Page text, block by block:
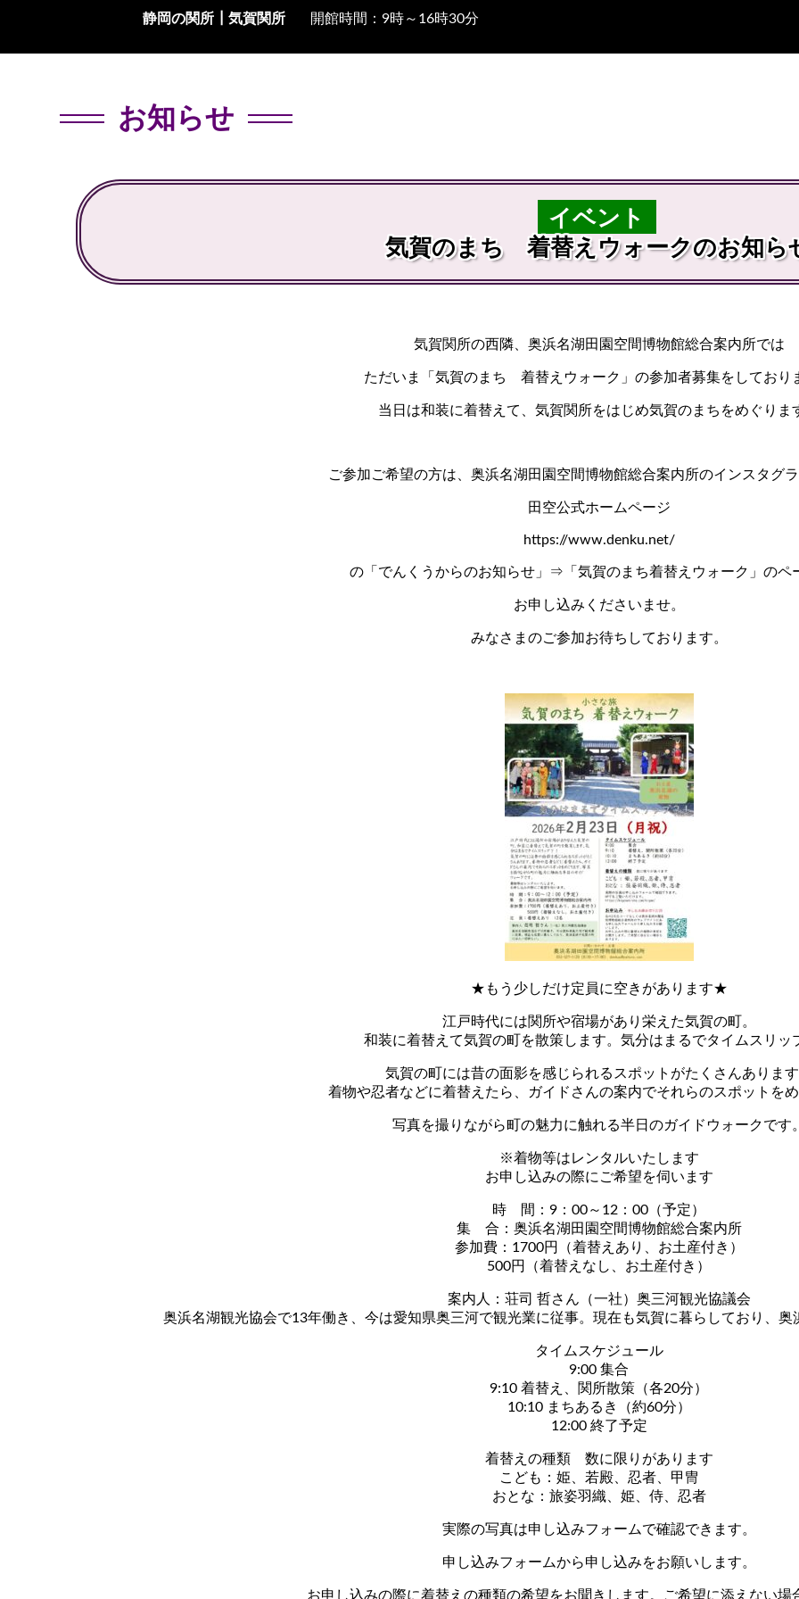
静岡の関所┃ 気賀関所 開館時間：9時～16時30分
お知らせ
イベント
気賀のまち 着替えウォークのお知ら
気賀関所の西隣、奥浜名湖田園空間博物館総合案内所では
ただいま「気賀のまち 着替えウォーク」の参加者募集をしており
当日は和装に着替えて、気賀関所をはじめ気賀のまちをめぐりま
ご参加ご希望の方は、奥浜名湖田園空間博物館総合案内所のインスタグ
田空公式ホームページ
https://www.denku.net/
の「でんくうからのお知らせ」⇒「気賀のまち着替えウォーク」のペ
お申し込みくださいませ。
みなさまのご参加お待ちしております。
★もう少しだけ定員に空きがあります★
江戸時代には関所や宿場があり栄えた気賀の町。
和装に着替えて気賀の町を散策します。気分はまるでタイムスリッ
気賀の町には昔の面影を感じられるスポットがたくさんあります
着物や忍者などに着替えたら、ガイドさんの案内でそれらのスポットをめ
写真を撮りながら町の魅力に触れる半日のガイドウォークです。
※着物等はレンタルいたします
お申し込みの際にご希望を伺います
時 間：9：00～12：00（予定）
集 合：奥浜名湖田園空間博物館総合案内所
参加費：1700円（着替えあり、お土産付き）
500円（着替えなし、お土産付き）
案内人：荘司 哲さん（一社）奥三河観光協議会
奥浜名湖観光協会で13年働き、今は愛知県奥三河で観光業に従事。現在も気賀に暮らしており、奥
タイムスケジュール
9:00 集合
9:10 着替え、関所散策（各20分）
10:10 まちあるき（約60分）
12:00 終了予定
着替えの種類 数に限りがあります
こども：姫、若殿、忍者、甲冑
おとな：旅姿羽織、姫、侍、忍者
実際の写真は申し込みフォームで確認できます。
申し込みフォームから申し込みをお願いします。
お申し込みの際に着替えの種類の希望をお聞きします。ご希望に添えない場